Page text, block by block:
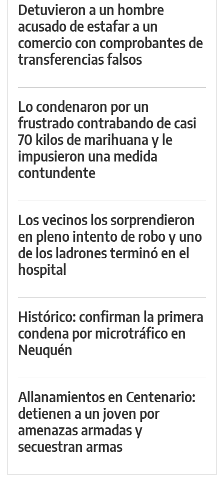
Detuvieron a un hombre
acusado de estafar a un
comercio con comprobantes de
transferencias falsos
Lo condenaron por un
frustrado contrabando de casi
70 kilos de marihuana y le
impusieron una medida
contundente
Los vecinos los sorprendieron
en pleno intento de robo y uno
de los ladrones terminó en el
hospital
Histórico: confirman la primera
condena por microtráfico en
Neuquén
Allanamientos en Centenario:
detienen a un joven por
amenazas armadas y
secuestran armas